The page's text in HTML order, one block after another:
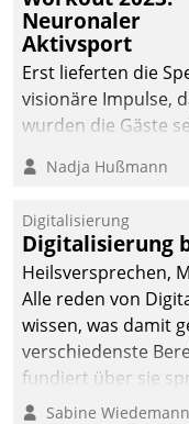
Neuronaler
Aktivsport
Erst lieferten die
visionäre Impulse,
wurden die Gäste
methodisch
Quartier. Dazwischen
zeigte Datatrain,
Neues zu bieten hat.
Nadja Hußmann
Digitalisierung
Digitalisierung
Heilsversprechen,
Alle reden von
wissen, was damit
verschiedenste
fundiert über sie
klären. Ein Aspekt
Sabine Wiedemann